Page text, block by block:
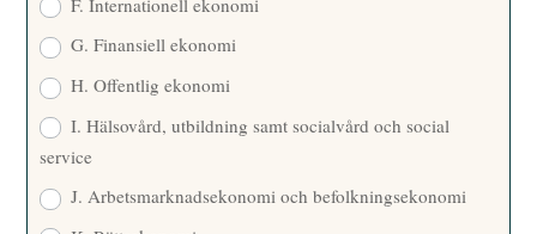
G. Finansiell ekonomi
H. Offentlig ekonomi
I. Hälsovård, utbildning samt socialvård och social
service
J. Arbetsmarknadsekonomi och befolkningsekonomi